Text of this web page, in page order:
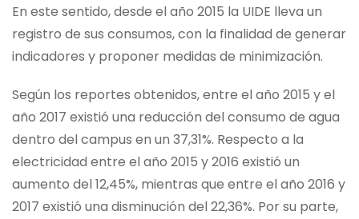
En este sentido, desde el año 2015 la UIDE lleva un
registro de sus consumos, con la finalidad de generar
indicadores y proponer medidas de minimización.
Según los reportes obtenidos, entre el año 2015 y el
año 2017 existió una reducción del consumo de agua
dentro del campus en un 37,31%. Respecto a la
electricidad entre el año 2015 y 2016 existió un
aumento del 12,45%, mientras que entre el año 2016 y
2017 existió una disminución del 22,36%. Por su parte,